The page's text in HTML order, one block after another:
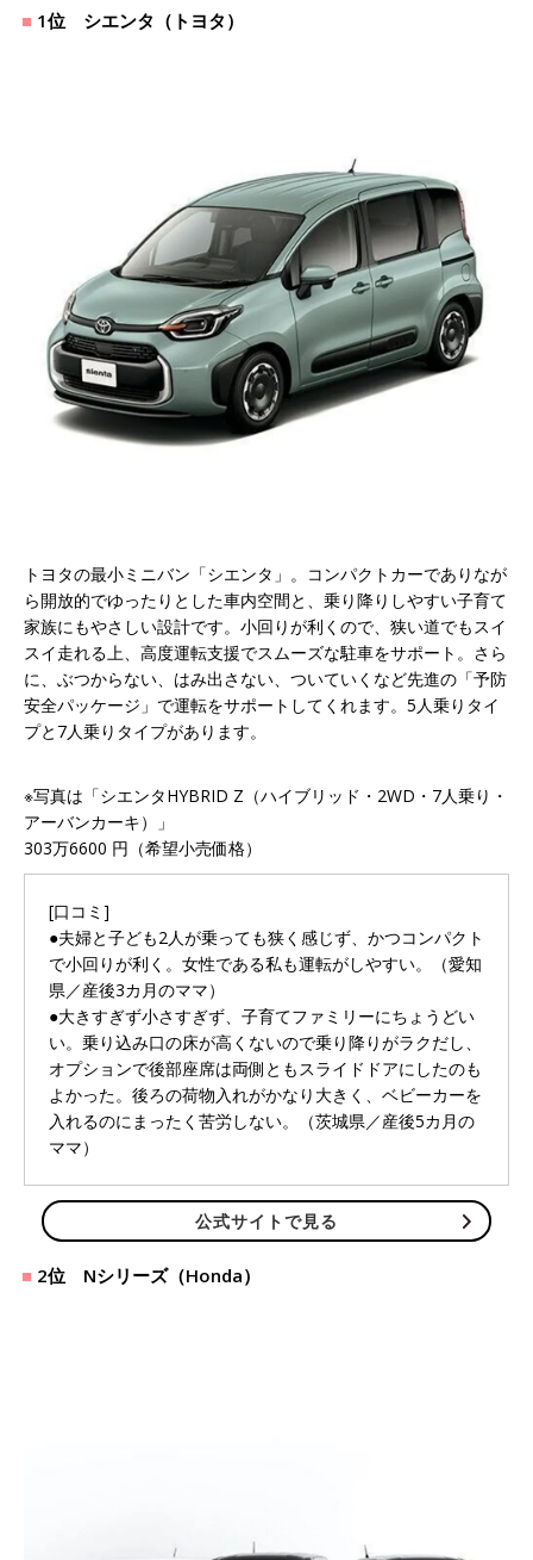
1位 シエンタ（トヨタ）
トヨタの最小ミニバン「シエンタ」。コンパクトカーでありなが
ら開放的でゆったりとした車内空間と、乗り降りしやすい子育て
家族にもやさしい設計です。小回りが利くので、狭い道でもスイ
スイ走れる上、高度運転支援でスムーズな駐車をサポート。さら
に、ぶつからない、はみ出さない、ついていくなど先進の「予防
安全パッケージ」で運転をサポートしてくれます。5人乗りタイ
プと7人乗りタイプがあります。
※写真は「シエンタHYBRID Z（ハイブリッド・2WD・7人乗り・
アーバンカーキ）」
303万6600 円（希望小売価格）
[口コミ]
●夫婦と子ども2人が乗っても狭く感じず、かつコンパクト
で小回りが利く。女性である私も運転がしやすい。（愛知
県／産後3カ月のママ）
●大きすぎず小さすぎず、子育てファミリーにちょうどい
い。乗り込み口の床が高くないので乗り降りがラクだし、
オプションで後部座席は両側ともスライドドアにしたのも
よかった。後ろの荷物入れがかなり大きく、ベビーカーを
入れるのにまったく苦労しない。（茨城県／産後5カ月の
ママ）
公式サイトで見る
2位 Nシリーズ（Honda）